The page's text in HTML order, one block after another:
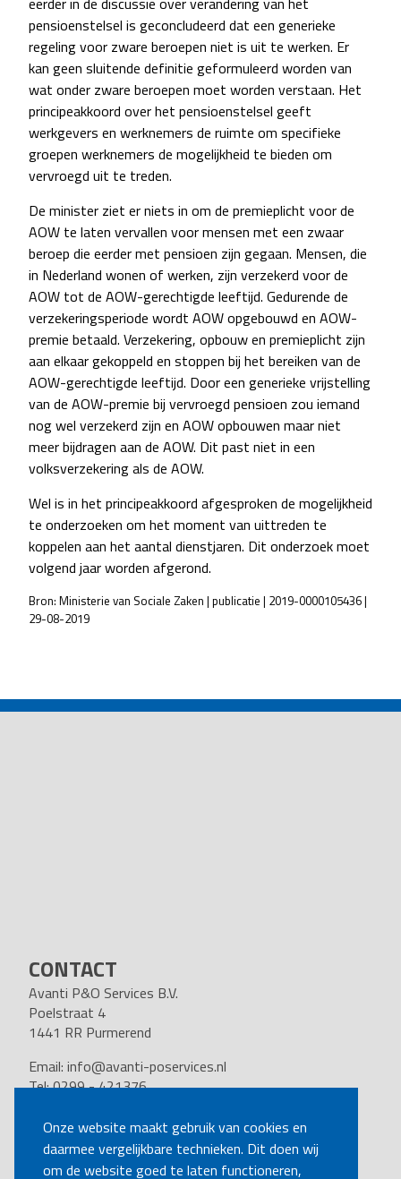
Onze website maakt gebruik van cookies en
daarmee vergelijkbare technieken. Dit doen wij
om de website goed te laten functioneren,
pensioenstelsel is geconcludeerd dat een generieke
regeling voor zware beroepen niet is uit te werken. Er
kan geen sluitende definitie geformuleerd worden van
wat onder zware beroepen moet worden verstaan. Het
principeakkoord over het pensioenstelsel geeft
werkgevers en werknemers de ruimte om specifieke
groepen werknemers de mogelijkheid te bieden om
vervroegd uit te treden.
De minister ziet er niets in om de premieplicht voor de
AOW te laten vervallen voor mensen met een zwaar
beroep die eerder met pensioen zijn gegaan. Mensen, die
in Nederland wonen of werken, zijn verzekerd voor de
AOW tot de AOW-gerechtigde leeftijd. Gedurende de
verzekeringsperiode wordt AOW opgebouwd en AOW-
premie betaald. Verzekering, opbouw en premieplicht zijn
aan elkaar gekoppeld en stoppen bij het bereiken van de
AOW-gerechtigde leeftijd. Door een generieke vrijstelling
van de AOW-premie bij vervroegd pensioen zou iemand
nog wel verzekerd zijn en AOW opbouwen maar niet
meer bijdragen aan de AOW. Dit past niet in een
volksverzekering als de AOW.
Wel is in het principeakkoord afgesproken de mogelijkheid
te onderzoeken om het moment van uittreden te
koppelen aan het aantal dienstjaren. Dit onderzoek moet
volgend jaar worden afgerond.
Bron: Ministerie van Sociale Zaken | publicatie | 2019-0000105436 |
29-08-2019
NAVIGATION
CONTACT
Avanti P&O Services B.V.
Poelstraat 4
1441 RR Purmerend
Email: info@avanti-poservices.nl
Tel: 0299 - 421376
Kvk nummer: 37140121
VOLG ONS